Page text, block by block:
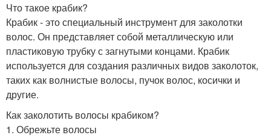
Что такое крабик?
Крабик - это специальный инструмент для заколотки
волос. Он представляет собой металлическую или
пластиковую трубку с загнутыми концами. Крабик
используется для создания различных видов заколоток,
таких как волнистые волосы, пучок волос, косички и
другие.
Как заколотить волосы крабиком?
1. Обрежьте волосы